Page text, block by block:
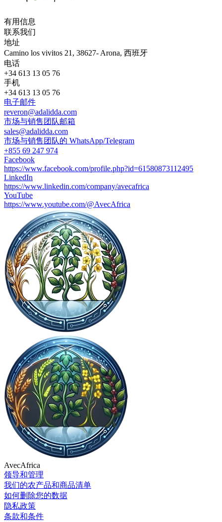
有用信息
联系我们
地址
Camino los vivitos 21, 38627- Arona, 西班牙
电话
+34 613 13 05 76
手机
+34 613 13 05 76
电子邮件
reveron@adalidda.com
市场与销售团队邮箱
sales@adalidda.com
市场与销售团队的 WhatsApp/Telegram
+855 69 247 974
Facebook
https://www.facebook.com/profile.php?id=61580873112495
LinkedIn
https://www.linkedin.com/company/avecafrica
YouTube
https://www.youtube.com/@AvecAfrica
AvecAfrica
领导和管理
我们的农产品和商品清单
如何删除您的数据
隐私政策
条款和条件